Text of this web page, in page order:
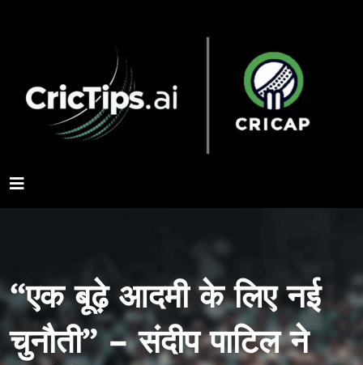
“एक बूढ़े आदमी के लिए नई
चुनौती” – संदीप पाटिल ने